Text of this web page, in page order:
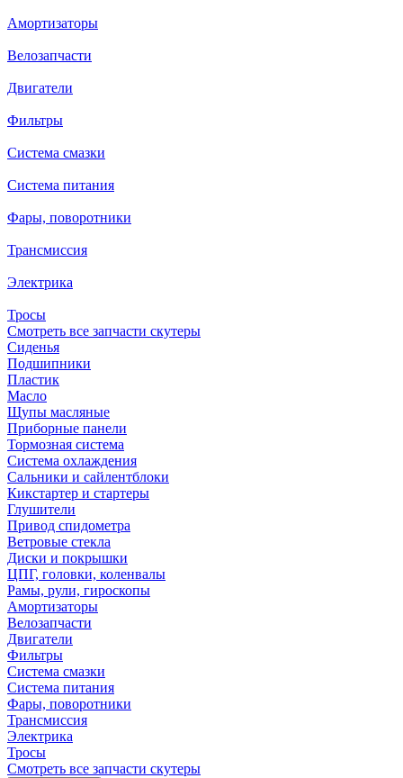
Амортизаторы
Велозапчасти
Двигатели
Фильтры
Система смазки
Система питания
Фары, поворотники
Трансмиссия
Электрика
Тросы
Смотреть все запчасти скутеры
Сиденья
Подшипники
Пластик
Масло
Щупы масляные
Приборные панели
Тормозная система
Система охлаждения
Сальники и сайлентблоки
Кикстартер и стартеры
Глушители
Привод спидометра
Ветровые стекла
Диски и покрышки
ЦПГ, головки, коленвалы
Рамы, рули, гироскопы
Амортизаторы
Велозапчасти
Двигатели
Фильтры
Система смазки
Система питания
Фары, поворотники
Трансмиссия
Электрика
Тросы
Смотреть все запчасти скутеры